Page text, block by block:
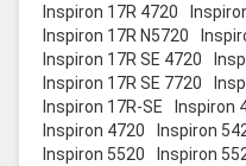
Inspiron 17R 4720
Inspiron 17R N5720
Inspiron 17R SE 4720
Inspiron 17R SE 7720
Inspiron 17R-SE
Inspiron
Inspiron 4720
Inspiron
Inspiron 5520
Inspiron